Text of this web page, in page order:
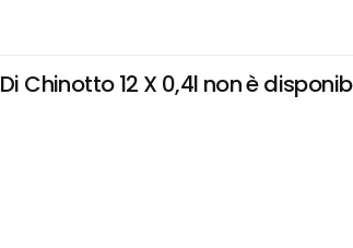
Chinotto 12 X 0,4l non è